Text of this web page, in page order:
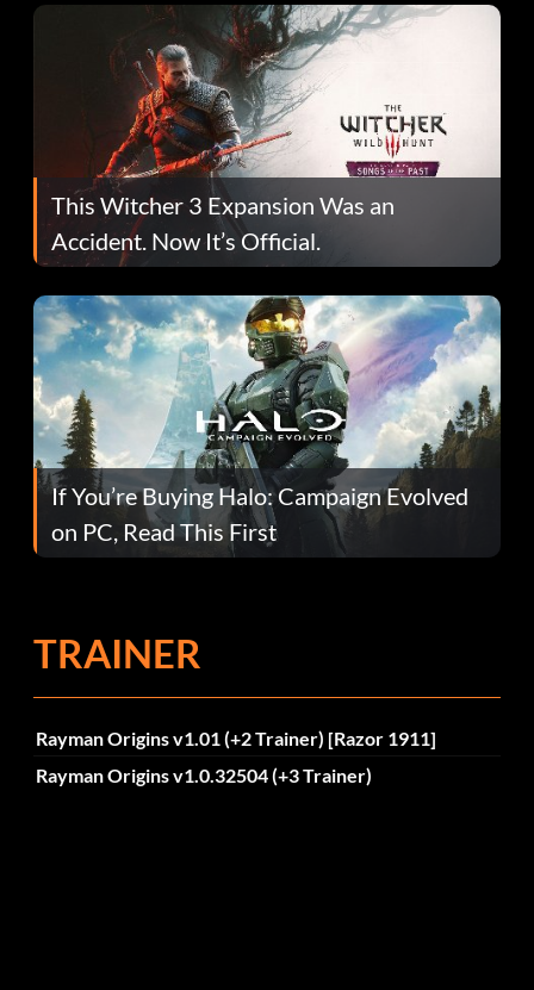
This Witcher 3 Expansion Was an
Accident. Now It’s Official.
If You’re Buying Halo: Campaign Evolved
on PC, Read This First
TRAINER
Rayman Origins v1.01 (+2 Trainer) [Razor 1911]
Rayman Origins v1.0.32504 (+3 Trainer)